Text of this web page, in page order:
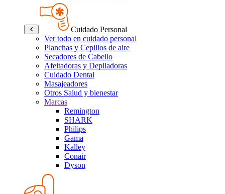
Cuidado Personal
Ver todo en cuidado personal
Planchas y Cepillos de aire
Secadores de Cabello
Afeitadoras y Depiladoras
Cuidado Dental
Masajeadores
Otros Salud y bienestar
Marcas
Remington
SHARK
Philips
Gama
Kalley
Conair
Dyson